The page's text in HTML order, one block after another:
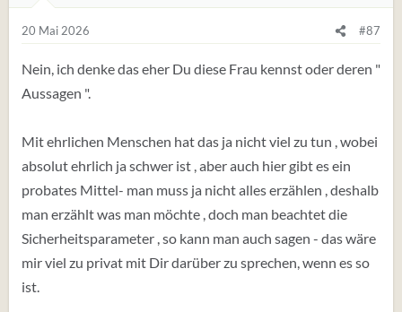
verstreichen , mehrere Treffen - wenn man eigentlich
schon erkannt hat - , wenn Du da hörst wäre gut wenn
...geh. Aber das geht nicht , die Bindung ist zu stark ......
wegen der Bindung ...der selbstauferlegten ....da hatte
ich die Hoffnung ....
Quatsch die reicht da nicht , da brauchst Du Gewissheit.
Aber von vorne herein zu sagen - " Eigentlich aus Angst .
wieder verletzt zu werden ,enttäuscht zu sein , nicht fair
20 Mai 2026 #87
Nein, ich denke das eher Du diese Frau kennst oder deren "
Aussagen ".
Mit ehrlichen Menschen hat das ja nicht viel zu tun , wobei
absolut ehrlich ja schwer ist , aber auch hier gibt es ein
probates Mittel- man muss ja nicht alles erzählen , deshalb
man erzählt was man möchte , doch man beachtet die
Sicherheitsparameter , so kann man auch sagen - das wäre
mir viel zu privat mit Dir darüber zu sprechen, wenn es so
ist.